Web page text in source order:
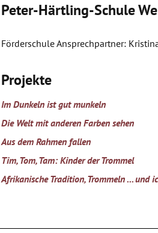
Peter-Härtling-Schule
Förderschule Ansprechpartner:
Projekte
Im Dunkeln ist gut munkeln
Die Welt mit anderen Farben sehen
Aus dem Rahmen fallen
Tim, Tom, Tam: Kinder der Trommel
Afrikanische Tradition, Trommeln ... und